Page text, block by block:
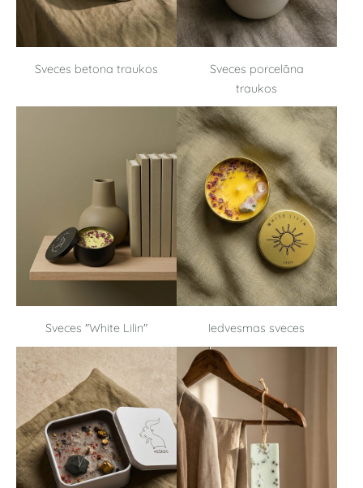
Sveces betona traukos
Sveces porcelāna
traukos
Sveces "White Lilin" Iedvesmas sveces